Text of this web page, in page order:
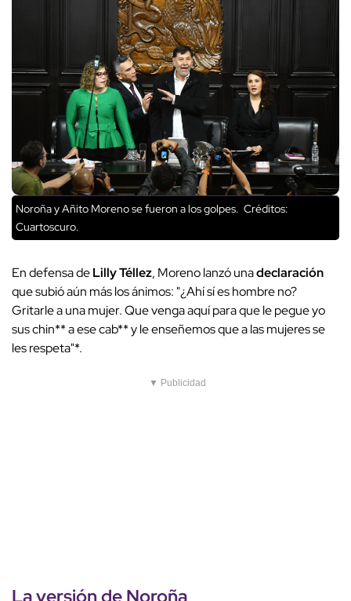
Noroña y Añito Moreno se fueron a los golpes. Créditos:
Cuartoscuro.
En defensa deLilly Téllez, Moreno lanzó unadeclaración
que subió aún más los ánimos: "¿Ahí sí es hombre no?
Gritarle a una mujer. Que venga aquí para que le pegue yo
sus chin** a ese cab** y le enseñemos que a las mujeres se
les respeta"*.
▼ Publicidad
La versión de Noroña